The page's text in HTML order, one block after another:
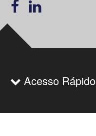
Acesso Rápido